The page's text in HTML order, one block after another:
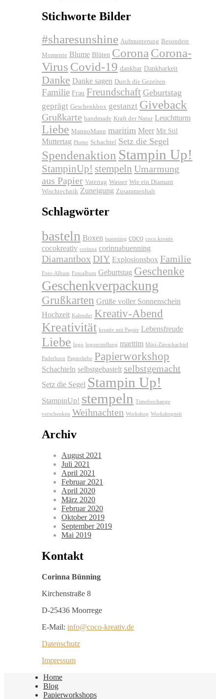
Stichworte Bilder
#sharesunshine Aufmunterung Besondere
Momente Blume Blüten CoronaCorona-
Virus Covid-19 dankbar Dankbarkeit
Danke Danke sagen Durch die Gezeiten
Familie Frau Freundschaft Geburtstag
geprägt Geschenkbox gestanzt Giveback
Grußkarte handmade Kraft der Natur Leuchtturm
Liebe MannoMann maritim Meer Mit Stil
Muttertag Plotter Schachtel Setz die Segel
Spendenaktion Stampin Up!
StampinUp! stempeln Umarmung
aus Papier Vatertag Wasser Wie ein Diamant
Wischtechnik Zuneigung Zusammenhalt
Schlagwörter
basteln Boxen buenning coco coco.kreativ
cocokreativ corinna corinnabuenning
Diamantbox DIY Explosionsbox Familie
Foto-Album Fotoalbum Geburtstag Geschenke
Geschenkverpackung
Grußkarten Grüße voller Sonnenschein
Hochzeit Kalender Kreativ-Abend
Kreativität kreativ mit Papier Lebensfreude
Liebe logo logoerstellung maritim Mini-Zierschachtel
Paderborn Papierliebe Papierworkshop
Schachteln selbstgebastelt selbstgemacht
Setz die Segel Stampin Up!
StampinUp! stempeln Timeforchange
verschenken Weihnachten Workshop Workshopzeit
Archiv
August 2021
Juli 2021
April 2021
Februar 2021
April 2020
März 2020
Februar 2020
Oktober 2019
September 2019
Mai 2019
Kontakt
Corinna Bünning
Kirchenstraße 8
D-25436 Moorrege
E-Mail: info@coco-kreativ.de
Datenschutz
Impressum
Home
Blog
Papierworkshops